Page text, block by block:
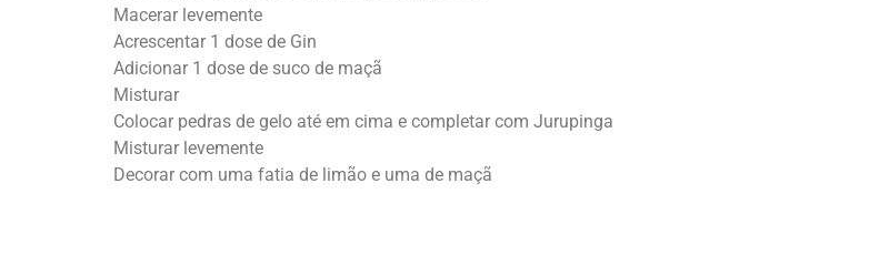
Macerar levemente
Acrescentar 1 dose de Gin
Adicionar 1 dose de suco de maçã
Misturar
Colocar pedras de gelo até em cima e completar com Jurupinga
Misturar levemente
Decorar com uma fatia de limão e uma de maçã